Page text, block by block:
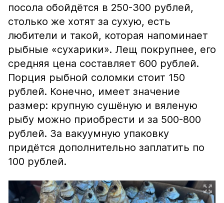
посола обойдётся в 250-300 рублей,
столько же хотят за сухую, есть
любители и такой, которая напоминает
рыбные «сухарики». Лещ покрупнее, его
средняя цена составляет 600 рублей.
Порция рыбной соломки стоит 150
рублей. Конечно, имеет значение
размер: крупную сушёную и вяленую
рыбу можно приобрести и за 500-800
рублей. За вакуумную упаковку
придётся дополнительно заплатить по
100 рублей.